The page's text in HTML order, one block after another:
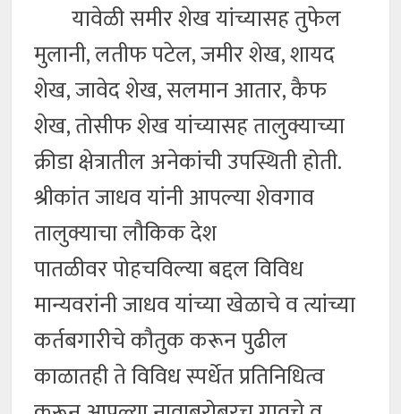
यावेळी समीर शेख यांच्यासह तुफेल
मुलानी, लतीफ पटेल, जमीर शेख, शायद
शेख, जावेद शेख, सलमान आतार, कैफ
शेख, तोसीफ शेख यांच्यासह तालुक्याच्या
क्रीडा क्षेत्रातील अनेकांची उपस्थिती होती.
श्रीकांत जाधव यांनी आपल्या शेवगाव
तालुक्याचा लौकिक देश
पातळीवर पोहचविल्या बद्दल विविध
मान्यवरांनी जाधव यांच्या खेळाचे व त्यांच्या
कर्तबगारीचे कौतुक करून पुढील
काळातही ते विविध स्पर्धेत प्रतिनिधित्व